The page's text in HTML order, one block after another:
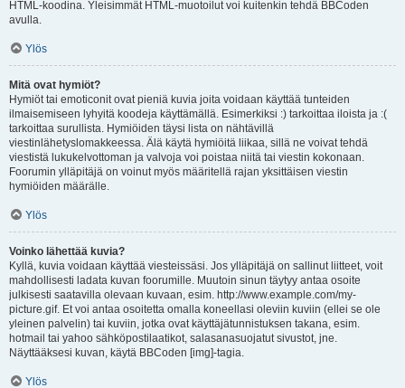
HTML-koodina. Yleisimmät HTML-muotoilut voi kuitenkin tehdä BBCoden
avulla.
Ylös
Mitä ovat hymiöt?
Hymiöt tai emoticonit ovat pieniä kuvia joita voidaan käyttää tunteiden
ilmaisemiseen lyhyitä koodeja käyttämällä. Esimerkiksi :) tarkoittaa iloista ja :(
tarkoittaa surullista. Hymiöiden täysi lista on nähtävillä
viestinlähetyslomakkeessa. Älä käytä hymiöitä liikaa, sillä ne voivat tehdä
viestistä lukukelvottoman ja valvoja voi poistaa niitä tai viestin kokonaan.
Foorumin ylläpitäjä on voinut myös määritellä rajan yksittäisen viestin
hymiöiden määrälle.
Ylös
Voinko lähettää kuvia?
Kyllä, kuvia voidaan käyttää viesteissäsi. Jos ylläpitäjä on sallinut liitteet, voit
mahdollisesti ladata kuvan foorumille. Muutoin sinun täytyy antaa osoite
julkisesti saatavilla olevaan kuvaan, esim. http://www.example.com/my-
picture.gif. Et voi antaa osoitetta omalla koneellasi oleviin kuviin (ellei se ole
yleinen palvelin) tai kuviin, jotka ovat käyttäjätunnistuksen takana, esim.
hotmail tai yahoo sähköpostilaatikot, salasanasuojatut sivustot, jne.
Näyttääksesi kuvan, käytä BBCoden [img]-tagia.
Ylös